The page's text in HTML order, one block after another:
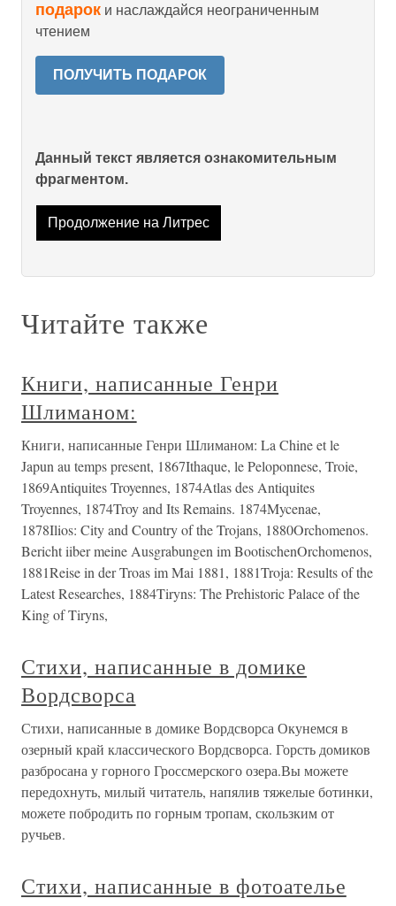
подарок и наслаждайся неограниченным
чтением
ПОЛУЧИТЬ ПОДАРОК
Данный текст является ознакомительным
фрагментом.
Продолжение на Литрес
Читайте также
Книги, написанные Генри
Шлиманом:
Книги, написанные Генри Шлиманом: La Chine et le
Japun au temps present, 1867Ithaque, le Peloponnese, Troie,
1869Antiquites Troyennes, 1874Atlas des Antiquites
Troyennes, 1874Troy and Its Remains. 1874Mycenae,
1878Ilios: City and Country of the Trojans, 1880Orchomenos.
Bericht iiber meine Ausgrabungen im BootischenOrchomenos,
1881Reise in der Troas im Mai 1881, 1881Troja: Results of the
Latest Researches, 1884Tiryns: The Prehistoric Palace of the
King of Tiryns,
Стихи, написанные в домике
Вордсворса
Стихи, написанные в домике Вордсворса Окунемся в
озерный край классического Вордсворса. Горсть домиков
разбросана у горного Гроссмерского озера.Вы можете
передохнуть, милый читатель, напялив тяжелые ботинки,
можете побродить по горным тропам, скользким от
ручьев.
Стихи, написанные в фотоателье